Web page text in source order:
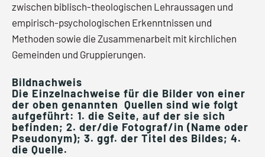
zwischen biblisch-theologischen Lehraussagen und
empirisch-psychologischen Erkenntnissen und
Methoden sowie die Zusammenarbeit mit kirchlichen
Gemeinden und Gruppierungen.
Bildnachweis
Die Einzelnachweise für die Bilder von einer
der oben genannten Quellen sind wie folgt
aufgeführt: 1. die Seite, auf der sie sich
befinden; 2. der/die Fotograf/in (Name oder
Pseudonym); 3. ggf. der Titel des Bildes; 4.
die Quelle.